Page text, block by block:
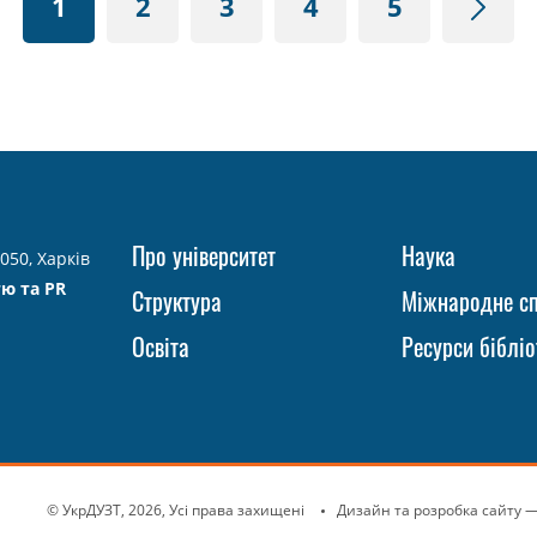
Харків
та PR
Про університет
Структура
Освіта
Наука
Міжнародне
Ресурси
© УкрДУЗТ, 2026, Усі права захищені Дизайн та розробка сайту—